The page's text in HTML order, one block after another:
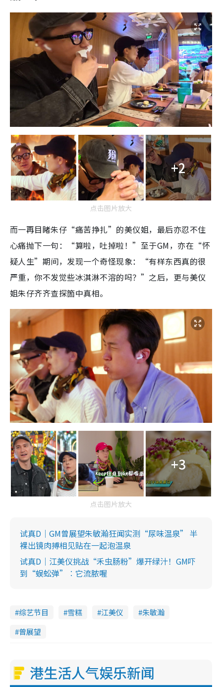
+2
点击图片放大
而一再目睹朱仔“痛苦挣扎”的美仪姐，最后亦忍不住
心痛抛下一句：“算啦，吐掉啦！”至于GM，亦在“怀
疑人生”期间，发现一个奇怪现象：“有样东西真的很
严重，你不发觉些冰淇淋不溶的吗？”之后，更与美仪
姐朱仔齐齐查探箇中真相。
+3
点击图片放大
试真D｜GM曾展望朱敏瀚狂闻实测“尿味温泉” 半
裸出镜肉搏相见贴在一起泡温泉
试真D｜江美仪挑战“禾虫肠粉”爆开绿汁！GM吓
到“蜈蚣弹”︰它流脓喔
综艺节目 雪糕 江美仪
朱敏瀚
曾展望
港生活人气娱乐新闻